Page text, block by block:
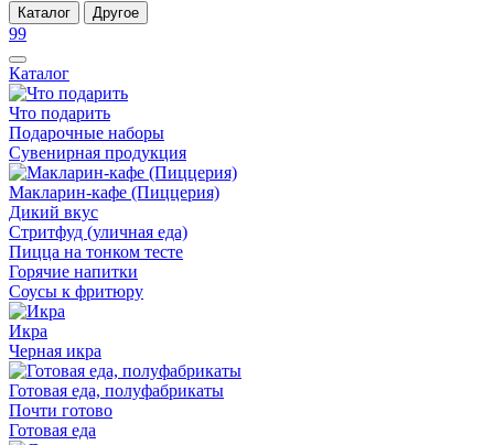
Каталог Другое
99
Каталог
Что подарить
Подарочные наборы
Сувенирная продукция
Макларин-кафе (Пиццерия)
Дикий вкус
Стритфуд (уличная еда)
Пицца на тонком тесте
Горячие напитки
Соусы к фритюру
Икра
Черная икра
Готовая еда, полуфабрикаты
Почти готово
Готовая еда